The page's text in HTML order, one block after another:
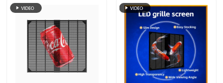
светодиодной
покупок
рекламы